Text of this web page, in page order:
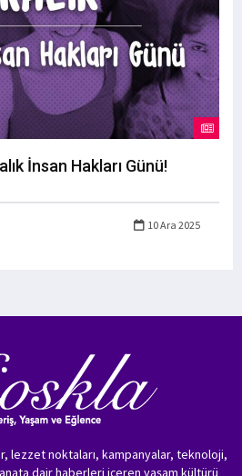
İnsan Hakları Günü!
10 Ara 2025
lezzet noktaları, kampanyalar, teknoloji,
dair haberleri içeren yaşam kültürü